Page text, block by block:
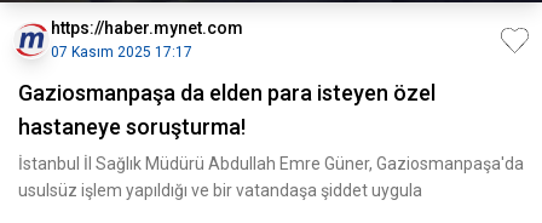
https://haber.mynet.com
07 Kasım 2025 17:17
Gaziosmanpaşa da elden para isteyen özel
hastaneye soruşturma!
İstanbul İl Sağlık Müdürü Abdullah Emre Güner, Gaziosmanpaşa'da
usulsüz işlem yapıldığı ve bir vatandaşa şiddet uygula